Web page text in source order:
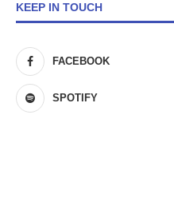
KEEP IN TOUCH
FACEBOOK
SPOTIFY